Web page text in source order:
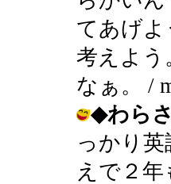
てあげ
考えよう
なぁ。 /
◆わら
っかり
えで２